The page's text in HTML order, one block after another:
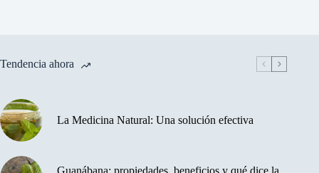
Tendencia ahora
La Medicina Natural: Una solución efectiva
Guanábana: propiedades, beneficios y qué dice la